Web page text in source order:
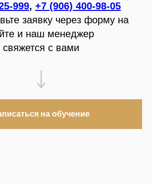
999, +7 (906) 400-98-05
заявку через форму на
и наш менеджер
свяжется с вами
на обучение